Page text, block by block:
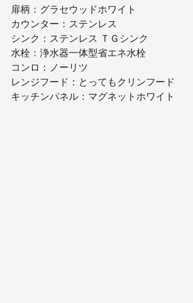
扉柄：グラセウッドホワイト
カウンター：ステンレス
シンク：ステンレス ＴＧシンク
水栓：浄水器一体型省エネ水栓
コンロ：ノーリツ
レンジフード：とってもクリンフード
キッチンパネル：マグネットホワイト